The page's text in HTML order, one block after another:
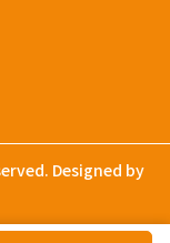
Designed by